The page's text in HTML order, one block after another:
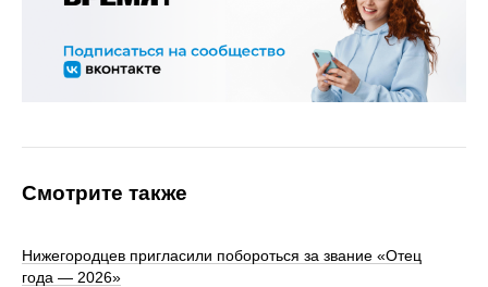
Смотрите также
Нижегородцев пригласили побороться за звание «Отец
года — 2026»